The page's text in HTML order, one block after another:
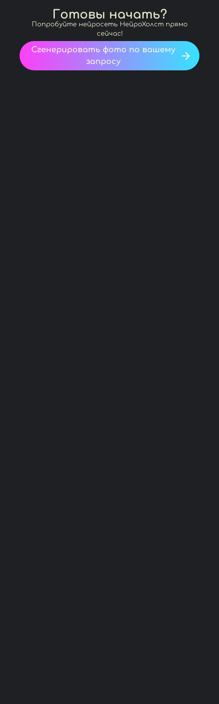
Готовы начать?
Попробуйте нейросеть НейроХолст прямо
сейчас!
Сгенерировать фото по вашему
запросу